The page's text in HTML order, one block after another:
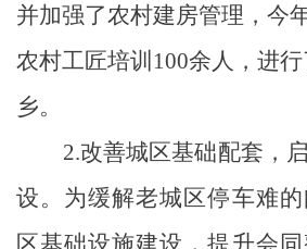
并加强了农村建房管理，今
农村工匠培训 100余人，进
乡。
2.改善城区基础配套，
设。 为缓解老城区停车难
区基础设施建设，提升会